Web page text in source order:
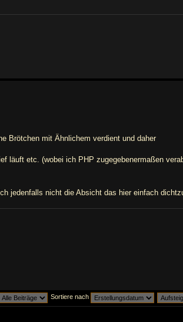
Brötchen mit Ähnlichem verdient und daher
läuft etc. (wobei ich PHP zugegebenermaßen
jedenfalls nicht die Absicht das hier einfach
Sortiere nach